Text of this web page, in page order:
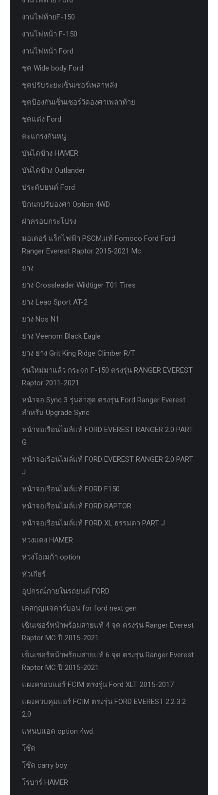
งานไฟท้ายF-150
งานไฟหน้า F-150
งานไฟหน้า Ford
ชุด Wide body Ford
ชุดปรับระยะเซ็นเซอร์เพลาหลัง
ชุดป้องกันเซ็นเซอร์วัดองศาเพลาท้าย
ชุดแต่ง Ford
ตะแกรงกันหนู
บันไดข้าง HAMER
บันไดข้าง Outlander
ประดับยนต์ Ford
ปีกนกปรับองศา Option 4WD
ฝาครอบกระโปรง
มอเตอร์ แร็กไฟฟ้า PSCM.แท้ Fomoco Ford Ford
Ranger Everest Raptor 2015-2021 Mc
ยาง
ยาง Crossleader Wildtiger T01 Tires
ยาง Leao Sport AT-2
ยาง Nos N1
ยาง Veenom Black Eagle
ยาง ยาง Grit King Ridge Climber R/T
รุ่นใหม่มาแล้ว กระจก F-150 ตรงรุ่น RANGER EVEREST
Raptor 2011-2021
หน้าจอ Sync 3 รุ่นล่าสุด ตรงรุ่น Ford Ranger Everest
สำหรับ Upgrade Sync
หน้าจอเรือนไมล์แท้ FORD EVEREST RANGER 2.0 PART
G
หน้าจอเรือนไมล์แท้ FORD EVEREST RANGER 2.0 PART
J
หน้าจอเรือนไมล์แท้ FORD F150
หน้าจอเรือนไมล์แท้ FORD RAPTOR
หน้าจอเรือนไมล์แท้ FORD XL ธรรมดา PART J
ห่วงแดง HAMER
ห่วงโอเมก้า option
หัวเกียร์
อุปกรณ์ภายในรถยนต์ FORD
เคสกุญแจคาร์บอน for ford next gen
เซ็นเซอร์หน้าพร้อมสายแท้ 4 จุด ตรงรุ่น Ranger Everest
Raptor MC ปี 2015-2021
เซ็นเซอร์หน้าพร้อมสายแท้ 6 จุด ตรงรุ่น Ranger Everest
Raptor MC ปี 2015-2021
แผงครอบแอร์ FCIM ตรงรุ่น Ford XLT. 2015-2017
แผงควบคุมแอร์ FCIM ตรงรุ่น FORD EVEREST 2.2 3.2
2.0
แหนบแอด option 4wd
โช๊ค
โช๊ค carry boy
โรบาร์ HAMER